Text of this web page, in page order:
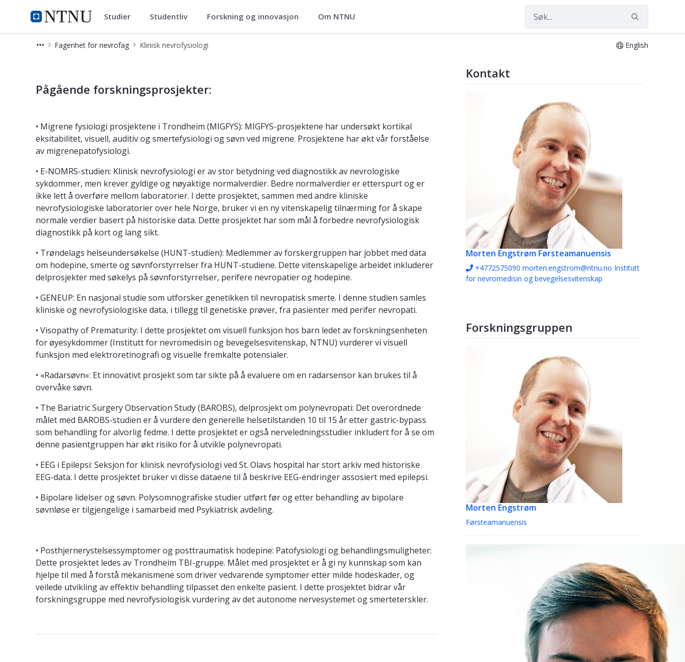
NTNU Hjemmeside
Institutt for nevromedisin og bevegelsesvitenskap
Studier Studentliv Forskning og innovasjon Om NTNU
Fagenhet for nevrofag Klinisk nevrofysiologi English
Pågående forskningsprosjekter:
• Migrene fysiologi prosjektene i Trondheim (MIGFYS): MIGFYS-prosjektene har undersøkt kortikal
eksitabilitet, visuell, auditiv og smertefysiologi og søvn ved migrene. Prosjektene har økt vår forståelse
av migrenepatofysiologi.
• E-NOMRS-studien: Klinisk nevrofysiologi er av stor betydning ved diagnostikk av nevrologiske
sykdommer, men krever gyldige og nøyaktige normalverdier. Bedre normalverdier er etterspurt og er
ikke lett å overføre mellom laboratorier. I dette prosjektet, sammen med andre kliniske
nevrofysiologiske laboratorier over hele Norge, bruker vi en ny vitenskapelig tilnærming for å skape
normale verdier basert på historiske data. Dette prosjektet har som mål å forbedre nevrofysiologisk
diagnostikk på kort og lang sikt.
• Trøndelags helseundersøkelse (HUNT-studien): Medlemmer av forskergruppen har jobbet med data
om hodepine, smerte og søvnforstyrrelser fra HUNT-studiene. Dette vitenskapelige arbeidet inkluderer
delprosjekter med søkelys på søvnforstyrrelser, perifere nevropatier og hodepine.
• GENEUP: En nasjonal studie som utforsker genetikken til nevropatisk smerte. I denne studien samles
kliniske og nevrofysiologiske data, i tillegg til genetiske prøver, fra pasienter med perifer nevropati.
• Visopathy of Prematurity: I dette prosjektet om visuell funksjon hos barn ledet av forskningsenheten
for øyesykdommer (Institutt for nevromedisin og bevegelsesvitenskap, NTNU) vurderer vi visuell
funksjon med elektroretinografi og visuelle fremkalte potensialer.
• «Radarsøvn»: Et innovativt prosjekt som tar sikte på å evaluere om en radarsensor kan brukes til å
overvåke søvn.
• The Bariatric Surgery Observation Study (BAROBS), delprosjekt om polynevropati: Det overordnede
målet med BAROBS-studien er å vurdere den generelle helsetilstanden 10 til 15 år etter gastric-bypass
som behandling for alvorlig fedme. I dette prosjektet er også nerveledningsstudier inkludert for å se om
denne pasientgruppen har økt risiko for å utvikle polynevropati.
• EEG i Epilepsi: Seksjon for klinisk nevrofysiologi ved St. Olavs hospital har stort arkiv med historiske
EEG-data. I dette prosjektet bruker vi disse dataene til å beskrive EEG-endringer assosiert med epilepsi.
• Bipolare lidelser og søvn. Polysomnografiske studier utført før og etter behandling av bipolare
søvnløse er tilgjengelige i samarbeid med Psykiatrisk avdeling.
• Posthjernerystelsessymptomer og posttraumatisk hodepine: Patofysiologi og behandlingsmuligheter:
Dette prosjektet ledes av Trondheim TBI-gruppe. Målet med prosjektet er å gi ny kunnskap som kan
hjelpe til med å forstå mekanismene som driver vedvarende symptomer etter milde hodeskader, og
veilede utvikling av effektiv behandling tilpasset den enkelte pasient. I dette prosjektet bidrar vår
forskningsgruppe med nevrofysiologisk vurdering av det autonome nervesystemet og smerteterskler.
Kontakt
Morten Engstrøm Førsteamanuensis
+4772575090 morten.engstrom@ntnu.no Institutt
for nevromedisin og bevegelsesvitenskap
Forskningsgruppen
Morten Engstrøm
Førsteamanuensis